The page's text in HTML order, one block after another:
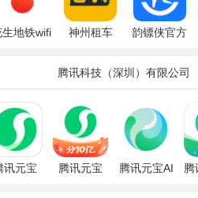
生地铁wifi
神州租车
韵镖侠官方
腾讯科技（深圳）有限公司
讯元宝
腾讯元宝
腾讯元宝AI
腾